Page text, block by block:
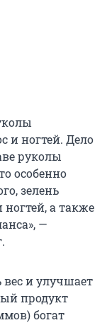
и ногтей. Дело
руколы
особенно
зелень
ногтей, а также
—
вес и улучшает
продукт
богат